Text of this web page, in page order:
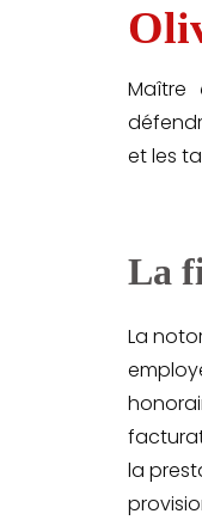
Maître
et les
La
La
la